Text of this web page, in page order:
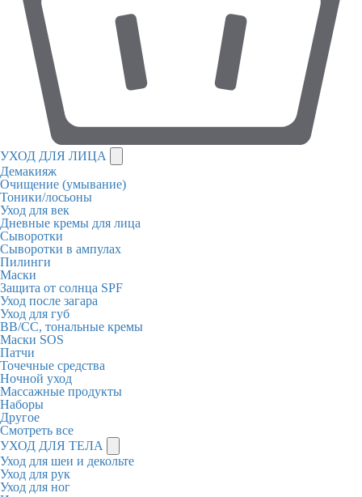
УХОД ДЛЯ ЛИЦА
Демакияж
Очищение (умывание)
Тоники/лосьоны
Уход для век
Дневные кремы для лица
Сыворотки
Сыворотки в ампулах
Пилинги
Маски
Защита от солнца SPF
Уход после загара
Уход для губ
BB/CC, тональные кремы
Маски SOS
Патчи
Точечные средства
Ночной уход
Массажные продукты
Наборы
Другое
Смотреть все
УХОД ДЛЯ ТЕЛА
Уход для шеи и декольте
Уход для рук
Уход для ног